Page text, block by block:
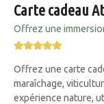
Carte cadeau
Offrez une
Offrez une carte
maraîchage,
expérience nature,